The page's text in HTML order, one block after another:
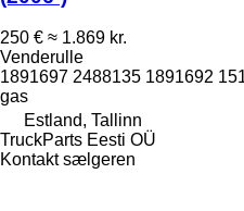
250 € ≈ 1.869 kr.
Venderulle
1891697 2488135 1891692
gas
Estland, Tallinn
TruckParts Eesti OÜ
Kontakt sælgeren